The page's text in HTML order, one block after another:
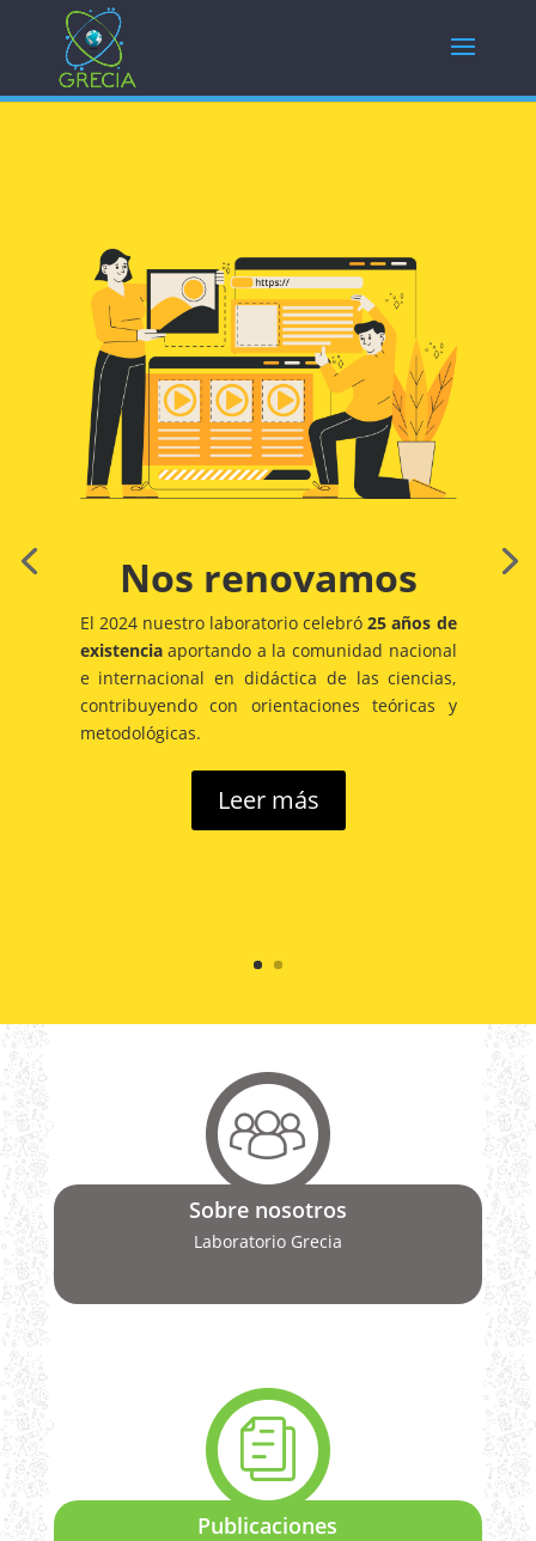
Nos renovamos
El 2024 nuestro laboratorio celebró25 años de
existenciaaportando a la comunidad nacional
e internacional en didáctica de las ciencias,
contribuyendo con orientaciones teóricas y
metodológicas.
Leer más
Sobre nosotros
Laboratorio Grecia
Publicaciones